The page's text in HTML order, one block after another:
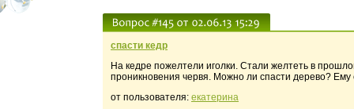
спасти кедр
На кедре пожелтели иголки. Стали желтеть в
проникновения червя. Можно ли спасти дерево? Ему
от пользователя: екатерина